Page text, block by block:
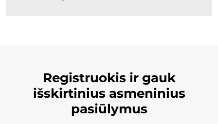
Registruokis ir gauk
išskirtinius asmeninius
pasiūlymus